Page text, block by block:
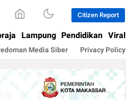
Citizen Report
Lampung Pendidikan Viral
Media Siber Privacy Policy